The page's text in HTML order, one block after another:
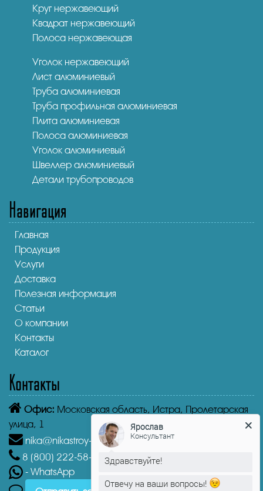
Круг нержавеющий
Квадрат нержавеющий
Полоса нержавеющая
Уголок нержавеющий
Лист алюминиевый
Труба алюминиевая
Труба профильная алюминиевая
Плита алюминиевая
Полоса алюминиевая
Уголок алюминиевый
Швеллер алюминиевый
Детали трубопроводов
Навигация
Главная
Продукция
Услуги
Доставка
Полезная информация
Статьи
О компании
Контакты
Каталог
Контакты
Офис: Московская область, Истра, Пролетарская
улица, 1
nika@nikastroy-msk.ru
8 (800) 222-58-30
Звонок бесплатный из г. Истра
- WhatsApp
Ярослав
Консультант
Здравствуйте!